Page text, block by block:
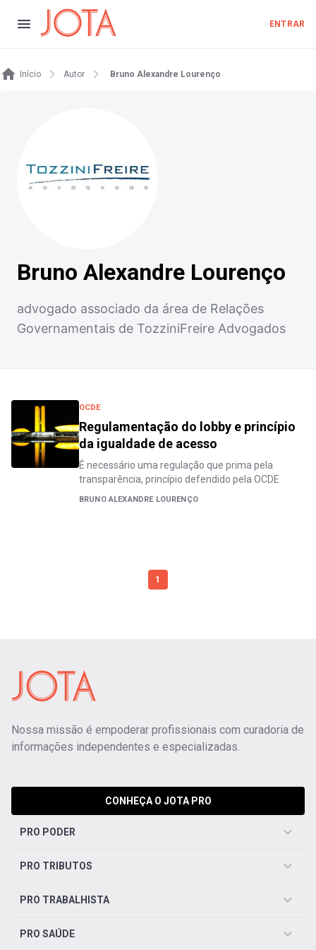
ENTRAR
Início Autor Bruno Alexandre Lourenço
Bruno Alexandre Lourenço
advogado associado da área de Relações
Governamentais de TozziniFreire Advogados
OCDE
Regulamentação do lobby e princípio
da igualdade de acesso
É necessário uma regulação que prima pela
transparência, princípio defendido pela OCDE
BRUNO ALEXANDRE LOURENÇO
1
Nossa missão é empoderar profissionais com curadoria de
informações independentes e especializadas.
CONHEÇA O JOTA PRO
PRO PODER
PRO TRIBUTOS
PRO TRABALHISTA
PRO SAÚDE